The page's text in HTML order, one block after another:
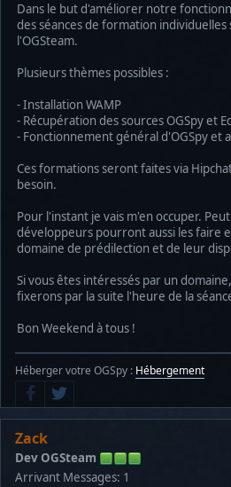
Dans le but d'améliorer notre
des séances de formation individuelles
l'OGSteam.
Plusieurs thèmes possibles :
- Installation WAMP
- Récupération des sources OGSpy et
- Fonctionnement général d'OGSpy et
Ces formations seront faites via
besoin.
Pour l'instant je vais m'en occuper.
développeurs pourront aussi les faire
domaine de prédilection et de leur
Si vous êtes intéressés par un
fixerons par la suite l'heure de la
Bon Weekend à tous !
Héberger votre OGSpy : Hébergement
Zack
Dev OGSteam
Arrivant Messages: 1